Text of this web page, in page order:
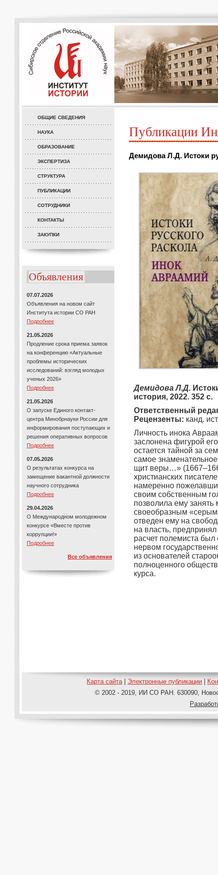
ОБЩИЕ СВЕДЕНИЯ
НАУКА
ОБРАЗОВАНИЕ
ЭКСПЕРТИЗА
СТРУКТУРА
ПУБЛИКАЦИИ
СОТРУДНИКИ
КОНТАКТЫ
ЗАКУПКИ
Объявления
07.07.2026
Объявления на новом сайт
Института истории СО РАН
Подробнее
21.05.2026
Продление срока приема заявок
на конференцию «Актуальные
проблемы исторических
исследований: взгляд молодых
ученых 2026»
Подробнее
21.05.2026
О запуске Единого контакт-
центра Минобрнауки России для
информирования поступающих и
решения оперативных вопросов
Подробнее
07.05.2026
О результатах конкурса на
замещение вакантной должности
научного сотрудника
Подробнее
29.04.2026
О Международном молодежном
конкурсе «Вместе против
коррупции!»
Подробнее
Все объявления
Публикации
Демидова Л.Д. Истоки
Демидова Л.Д.
история, 2022. 352 с.
Ответственный
Рецензенты: канд.
Личность инока
заслонена фигурой
остается тайной за
самое
щит веры…»
христианских
намеренно
своим собственным
позволила ему занять
своеобразным «серым
отведен ему на
на власть,
расчет полемиста
нервом
из основателей
полноценного
курса.
Карта сайта| Электронные публикации
© 2002 - 2019, ИИ СО РАН. 630090,